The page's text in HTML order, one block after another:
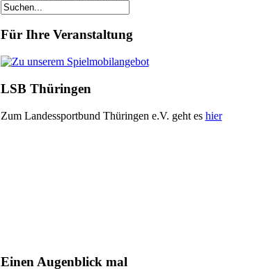
Für Ihre Veranstaltung
LSB Thüringen
Zum Landessportbund Thüringen e.V. geht es hier
Einen Augenblick mal